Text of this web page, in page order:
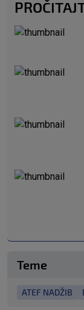
Teme
ATEF NADŽIB